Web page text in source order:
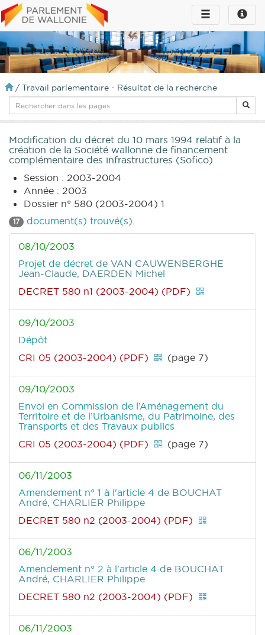
Toggle
infos
Toggle
navigation
/ Travail parlementaire - Résultat de la recherche
Modification du décret du 10 mars 1994 relatif à la
création de la Société wallonne de financement
complémentaire des infrastructures (Sofico)
Session : 2003-2004
Année : 2003
Dossier n° 580 (2003-2004) 1
17 document(s) trouvé(s).
08/10/2003
Projet de décret de VAN CAUWENBERGHE
Jean-Claude, DAERDEN Michel
DECRET 580 n1 (2003-2004) (PDF)
09/10/2003
Dépôt
CRI 05 (2003-2004) (PDF)
(page 7)
09/10/2003
Envoi en Commission de l’Aménagement du
Territoire et de l’Urbanisme, du Patrimoine, des
Transports et des Travaux publics
CRI 05 (2003-2004) (PDF)
(page 7)
06/11/2003
Amendement n° 1 à l'article 4 de BOUCHAT
André, CHARLIER Philippe
DECRET 580 n2 (2003-2004) (PDF)
06/11/2003
Amendement n° 2 à l'article 4 de BOUCHAT
André, CHARLIER Philippe
DECRET 580 n2 (2003-2004) (PDF)
06/11/2003